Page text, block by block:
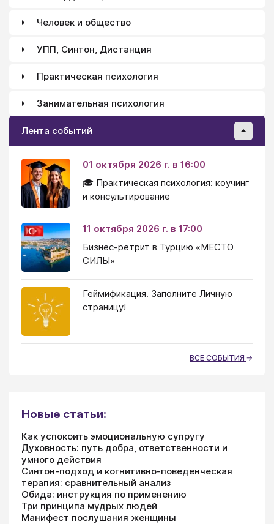
Человек и общество
УПП, Синтон, Дистанция
Практическая психология
Занимательная психология
Лента событий
01 октября 2026 г. в 16:00
🎓 Практическая психология: коучинг
и консультирование
11 октября 2026 г. в 17:00
Бизнес-ретрит в Турцию «МЕСТО
СИЛЫ»
Геймификация. Заполните Личную
страницу!
ВСЕ СОБЫТИЯ
Новые статьи:
Как успокоить эмоциональную супругу
Духовность: путь добра, ответственности и
умного действия
Синтон-подход и когнитивно-поведенческая
терапия: сравнительный анализ
Обида: инструкция по применению
Три принципа мудрых людей
Манифест послушания женщины